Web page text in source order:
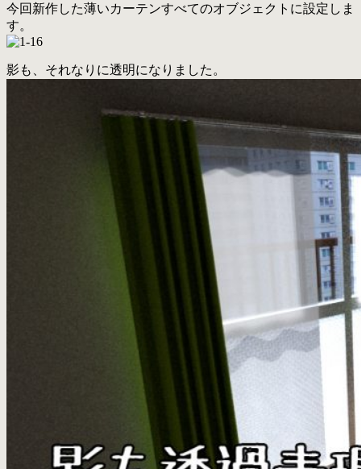
今回新作した薄いカーテンすべてのオブジェクトに設定しま
す。
影も、それなりに透明になりました。